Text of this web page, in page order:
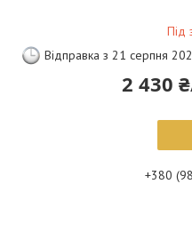
Під
Відправка з 21 серпня
2 430
+380